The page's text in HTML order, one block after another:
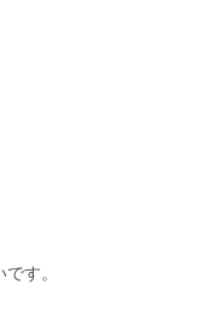
す。